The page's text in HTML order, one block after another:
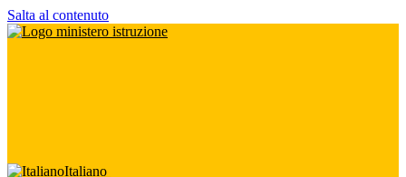
Salta al contenuto
Italiano